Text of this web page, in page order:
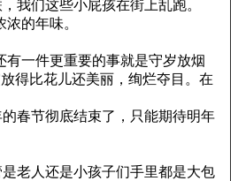
我们这些小屁孩在街上乱跑。
的年味。
一件更重要的事就是守岁放烟
得比花儿还美丽，绚烂夺目。在
春节彻底结束了，只能期待明年
老人还是小孩子们手里都是大包